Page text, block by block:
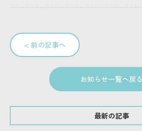
< 前の記事へ
お知らせ一覧へ戻る
最新の記事